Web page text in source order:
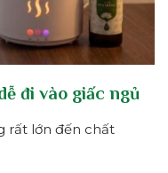
đi vào giấc ngủ
rất lớn đến chất